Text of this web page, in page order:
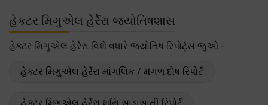
હેક્ટર મિગુએલ હેર્રેરા જ્યોતિષશાસ
હેક્ટર મિગુએલ હેર્રેરા વિશે વધારે જ્યોતિષ રિપોર્ટ્સ જુઓ -
હેક્ટર મિગુએલ હેર્રેરા માંગલિક / મંગળ દોષ રિપોર્ટ